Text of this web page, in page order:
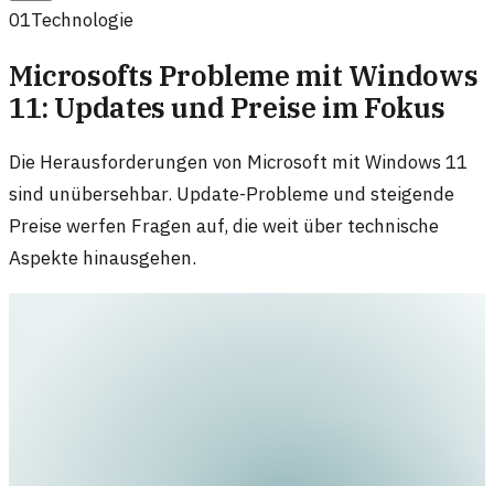
01Technologie
Microsofts Probleme mit Windows
11: Updates und Preise im Fokus
Die Herausforderungen von Microsoft mit Windows 11
sind unübersehbar. Update-Probleme und steigende
Preise werfen Fragen auf, die weit über technische
Aspekte hinausgehen.